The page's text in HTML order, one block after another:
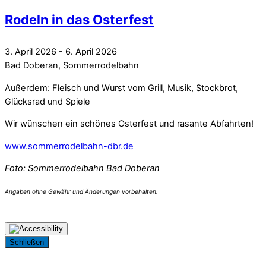
Rodeln in das Osterfest
3. April 2026 - 6. April 2026
Bad Doberan, Sommerrodelbahn
Außerdem: Fleisch und Wurst vom Grill, Musik, Stockbrot,
Glücksrad und Spiele
Wir wünschen ein schönes Osterfest und rasante Abfahrten!
www.sommerrodelbahn-dbr.de
Foto: Sommerrodelbahn Bad Doberan
Schließen